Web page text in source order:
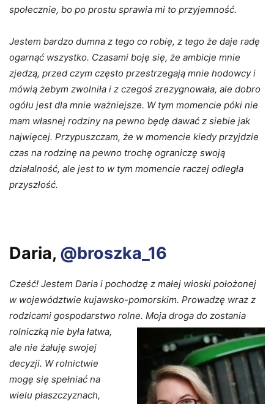
społecznie, bo po prostu sprawia mi to przyjemność.
Jestem bardzo dumna z tego co robię, z tego że daje radę
ogarnąć wszystko. Czasami boję się, że ambicje mnie
zjedzą, przed czym często przestrzegają mnie hodowcy i
mówią żebym zwolniła i z czegoś zrezygnowała, ale dobro
ogółu jest dla mnie ważniejsze. W tym momencie póki nie
mam własnej rodziny na pewno będę dawać z siebie jak
najwięcej. Przypuszczam, że w momencie kiedy przyjdzie
czas na rodzinę na pewno trochę ograniczę swoją
działalność, ale jest to w tym momencie raczej odległa
przyszłość.
Daria, @broszka_16
Cześć! Jestem Daria i pochodzę z małej wioski położonej
w województwie kujawsko-pomorskim. Prowadzę wraz z
rodzicami gospodarstwo rolne. Moja droga do zostania
rolniczką nie była łatwa,
ale nie żałuję swojej
decyzji. W rolnictwie
mogę się spełniać na
wielu płaszczyznach,